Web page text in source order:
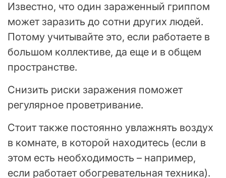
Известно, что один зараженный гриппом
может заразить до сотни других людей.
Потому учитывайте это, если работаете в
большом коллективе, да еще и в общем
пространстве.
Снизить риски заражения поможет
регулярное проветривание.
Стоит также постоянно увлажнять воздух
в комнате, в которой находитесь (если в
этом есть необходимость – например,
если работает обогревательная техника).